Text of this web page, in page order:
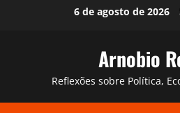
6 de agosto de 2026
Arnobio
Reflexões sobre Política,